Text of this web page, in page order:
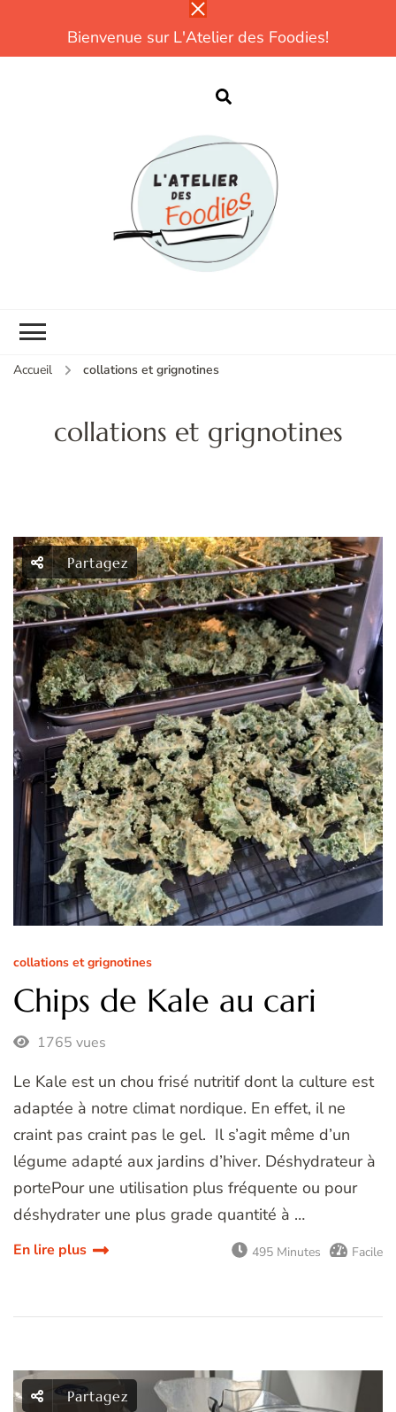
Bienvenue sur L'Atelier des Foodies!
Accueil
collations et grignotines
collations et grignotines
Partagez
collations et grignotines
Chips de Kale au cari
1765 vues
Le Kale est un chou frisé nutritif dont la culture est
adaptée à notre climat nordique. En effet, il ne
craint pas craint pas le gel. Il s’agit même d’un
légume adapté aux jardins d’hiver. Déshydrateur à
portePour une utilisation plus fréquente ou pour
déshydrater une plus grade quantité à …
En lire plus 495 Minutes Facile
Partagez